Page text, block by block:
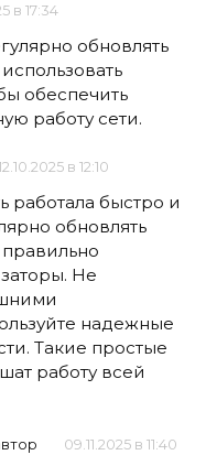
в 17:34
обновлять
обеспечить
работу сети.
в 12:10
работала быстро и
обновлять
Не
надежные
Такие простые
работу всей
09.11.2025 в 11:40